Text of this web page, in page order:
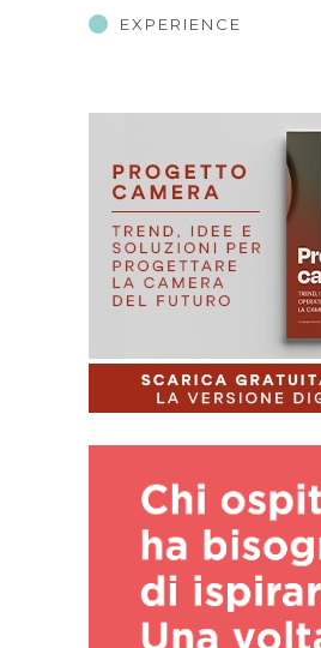
EXPERIENCE